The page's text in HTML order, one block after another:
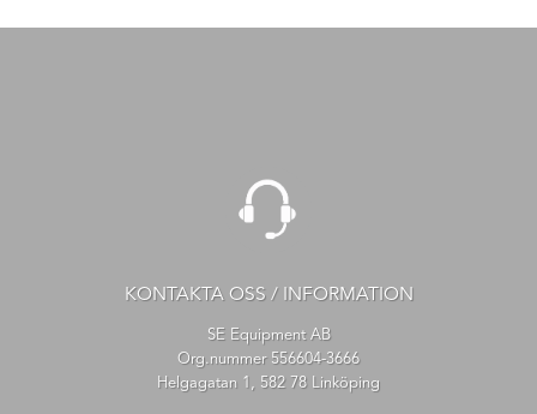
KONTAKTA OSS / INFORMATION
SE Equipment AB
Org.nummer 556604-3666
Helgagatan 1, 582 78 Linköping